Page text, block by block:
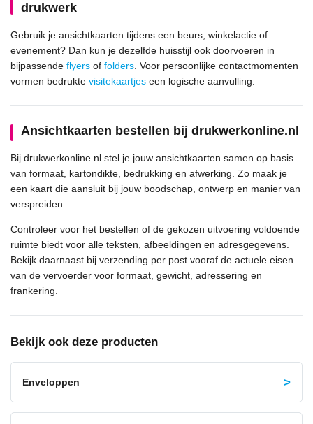
drukwerk
Gebruik je ansichtkaarten tijdens een beurs, winkelactie of
evenement? Dan kun je dezelfde huisstijl ook doorvoeren in
bijpassende flyers of folders. Voor persoonlijke contactmomenten
vormen bedrukte visitekaartjes een logische aanvulling.
Ansichtkaarten bestellen bij drukwerkonline.nl
Bij drukwerkonline.nl stel je jouw ansichtkaarten samen op basis
van formaat, kartondikte, bedrukking en afwerking. Zo maak je
een kaart die aansluit bij jouw boodschap, ontwerp en manier van
verspreiden.
Controleer voor het bestellen of de gekozen uitvoering voldoende
ruimte biedt voor alle teksten, afbeeldingen en adresgegevens.
Bekijk daarnaast bij verzending per post vooraf de actuele eisen
van de vervoerder voor formaat, gewicht, adressering en
frankering.
Bekijk ook deze producten
Enveloppen